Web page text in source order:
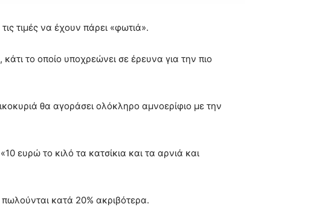
τιμές να έχουν πάρει «φωτιά».
το οποίο υποχρεώνει σε έρευνα για την πιο
θα αγοράσει ολόκληρο αμνοερίφιο με την
ευρώ το κιλό τα κατσίκια και τα αρνιά και
κατά 20% ακριβότερα.